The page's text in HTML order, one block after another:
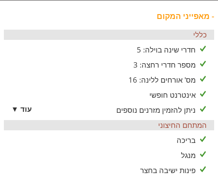
שולחן ביליארד, טלוויזיה עם חיבור לערוצי כבלים, סלון מרווח
בוילה תמצאו מגוון פתרונות לינה כולל הוספה של עד 5 מזרנים.
חצר הוילה
בוילה תיהנו גם מחצר נעימה ומרגיעה הפונה לנוף ירודלמי מרהיב,
וגם:
בריכה מחוממת
פינות ישיבה נוחות
שולחן פינג פונג
פינת אוכל
עמדת מנגל גחלים.
- מאפייני המקום
כללי
חדרי שינה בוילה: 5
מספר חדרי רחצה: 3
מס' אורחים ללינה: 16
אינטרנט חופשי
ניתן להזמין מזרנים נוספים
עוד ▼
המתחם החיצוני
בריכה
מנגל
פינות ישיבה בחצר